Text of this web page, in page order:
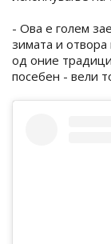
- Ова е голем
зимата и отвора
од оние
посебен - вели